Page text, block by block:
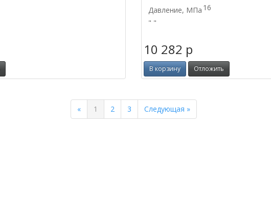
Давление, МПа 16
" "
10 282 p
В корзину Отложить
«Previous
1 2 3 Следующая »Next